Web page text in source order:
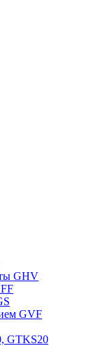
GHV
GVF
GTKS20